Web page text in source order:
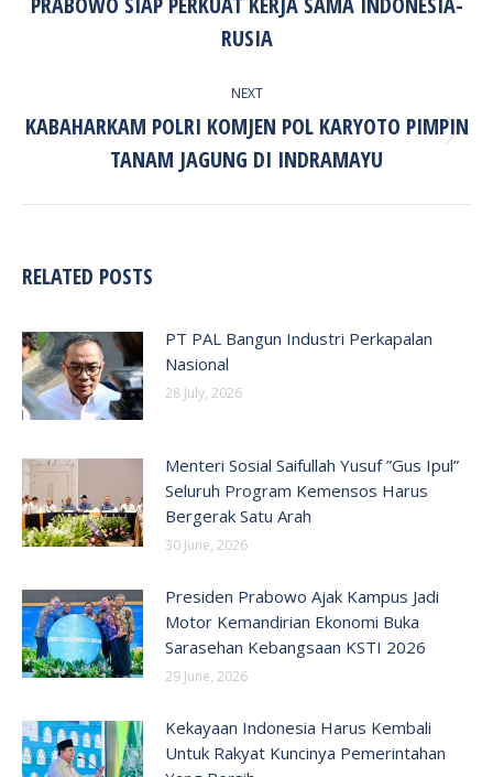
post:
RUSIA
NEXT
Next
post:
KABAHARKAM POLRI KOMJEN POL KARYOTO PIMPIN
TANAM JAGUNG DI INDRAMAYU
RELATED POSTS
PT PAL Bangun Industri Perkapalan
Nasional
28 July, 2026
Menteri Sosial Saifullah Yusuf ”Gus Ipul”
Seluruh Program Kemensos Harus
Bergerak Satu Arah
30 June, 2026
Presiden Prabowo Ajak Kampus Jadi
Motor Kemandirian Ekonomi Buka
Sarasehan Kebangsaan KSTI 2026
29 June, 2026
Kekayaan Indonesia Harus Kembali
Untuk Rakyat Kuncinya Pemerintahan